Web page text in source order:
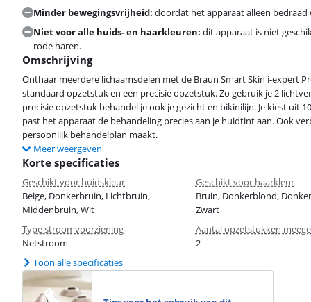
Minder bewegingsvrijheid: doordat het apparaat alleen
Niet voor alle huids- en haarkleuren: dit apparaat is niet
rode haren.
Omschrijving
Onthaar meerdere lichaamsdelen met de Braun Smart Skin i-expert
standaard opzetstuk en een precisie opzetstuk. Zo gebruik je 2
precisie opzetstuk behandel je ook je gezicht en bikinilijn. Je kiest uit
past het apparaat de behandeling precies aan je huidtint aan. Ook
persoonlijk behandelplan maakt.
Meer weergeven
Korte specificaties
Geschikt voor huidskleur
Beige, Donkerbruin, Lichtbruin,
Middenbruin, Wit
Geschikt voor haarkleur
Bruin, Donkerblond,
Zwart
Type stroomvoorziening
Netstroom
Aantal opzetstukken
2
Toon alle specificaties